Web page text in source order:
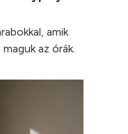
amik
az órák.